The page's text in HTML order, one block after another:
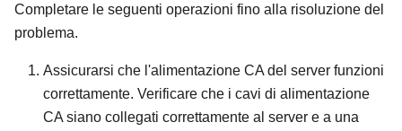
Completare le seguenti operazioni fino alla risoluzione del
problema.
Assicurarsi che l'alimentazione CA del server funzioni
correttamente. Verificare che i cavi di alimentazione
CA siano collegati correttamente al server e a una